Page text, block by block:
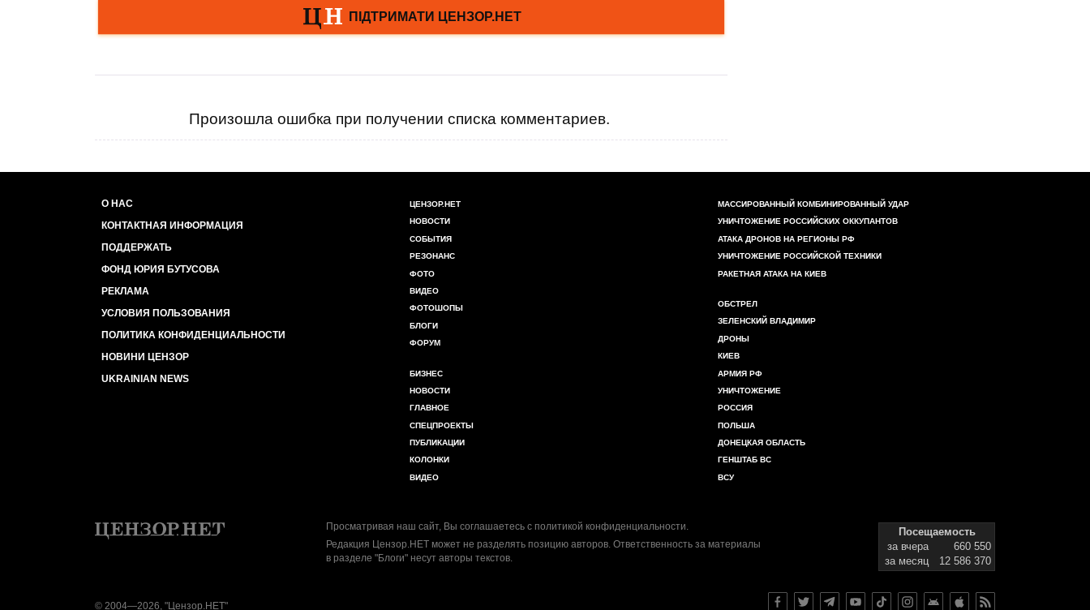
Произошла ошибка при получении списка комментариев.
О НАС
КОНТАКТНАЯ ИНФОРМАЦИЯ
ПОДДЕРЖАТЬ
ФОНД ЮРИЯ БУТУСОВА
РЕКЛАМА
УСЛОВИЯ ПОЛЬЗОВАНИЯ
ПОЛИТИКА КОНФИДЕНЦИАЛЬНОСТИ
НОВИНИ ЦЕНЗОР
UKRAINIAN NEWS
ЦЕНЗОР.НЕТ
НОВОСТИ
СОБЫТИЯ
РЕЗОНАНС
ФОТО
ВИДЕО
ФОТОШОПЫ
БЛОГИ
ФОРУМ
БИЗНЕС
НОВОСТИ
ГЛАВНОЕ
СПЕЦПРОЕКТЫ
ПУБЛИКАЦИИ
КОЛОНКИ
ВИДЕО
МАССИРОВАННЫЙ КОМБИНИРОВАННЫЙ УДАР
УНИЧТОЖЕНИЕ РОССИЙСКИХ ОККУПАНТОВ
АТАКА ДРОНОВ НА РЕГИОНЫ РФ
УНИЧТОЖЕНИЕ РОССИЙСКОЙ ТЕХНИКИ
РАКЕТНАЯ АТАКА НА КИЕВ
ОБСТРЕЛ
ЗЕЛЕНСКИЙ ВЛАДИМИР
ДРОНЫ
КИЕВ
АРМИЯ РФ
УНИЧТОЖЕНИЕ
РОССИЯ
ПОЛЬША
ДОНЕЦКАЯ ОБЛАСТЬ
ГЕНШТАБ ВС
ВСУ
Просматривая наш сайт, Вы соглашаетесь с политикой конфиденциальности.
Редакция Цензор.НЕТ может не разделять позицию авторов. Ответственность за материалы
в разделе "Блоги" несут авторы текстов.
Посещаемость
за вчера
660 550
за месяц
12 586 370
© 2004—2026, "Цензор.НЕТ"